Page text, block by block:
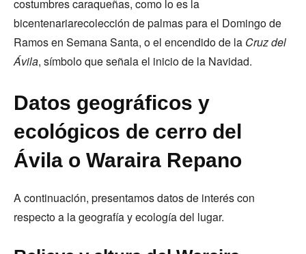
costumbres caraqueñas, como lo es la
bicentenariarecolección de palmas para el Domingo de
Ramos en Semana Santa, o el encendido de la Cruz del
Ávila, símbolo que señala el inicio de la Navidad.
Datos geográficos y
ecológicos de cerro del
Ávila o Waraira Repano
A continuación, presentamos datos de interés con
respecto a la geografía y ecología del lugar.